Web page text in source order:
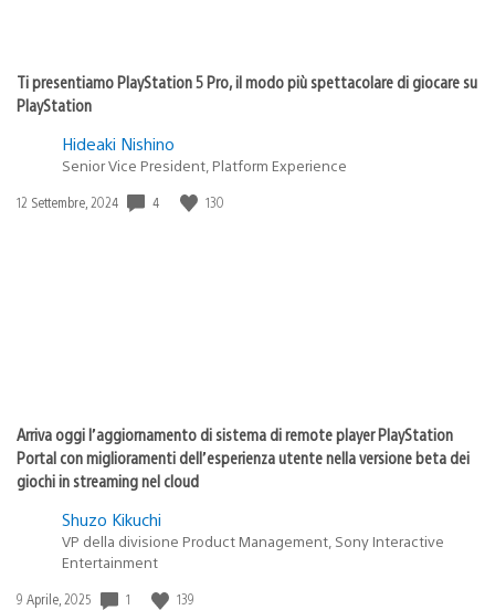
Ti presentiamo PlayStation 5 Pro, il modo più spettacolare di giocare su
PlayStation
Hideaki Nishino
Senior Vice President, Platform Experience
Data
12 Settembre, 2024 4 130
Arriva oggi l’aggiornamento di sistema di remote player PlayStation
Portal con miglioramenti dell’esperienza utente nella versione beta dei
giochi in streaming nel cloud
Shuzo Kikuchi
VP della divisione Product Management, Sony Interactive
Entertainment
Data
9 Aprile, 2025 1 139